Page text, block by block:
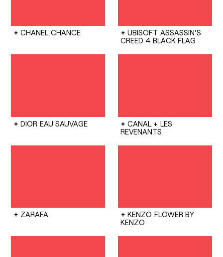
CHANEL CHANCE UBISOFT ASSASSIN'S
CREED 4 BLACK FLAG
DIOR EAU SAUVAGE CANAL + LES
REVENANTS
ZARAFA KENZO FLOWER BY
KENZO